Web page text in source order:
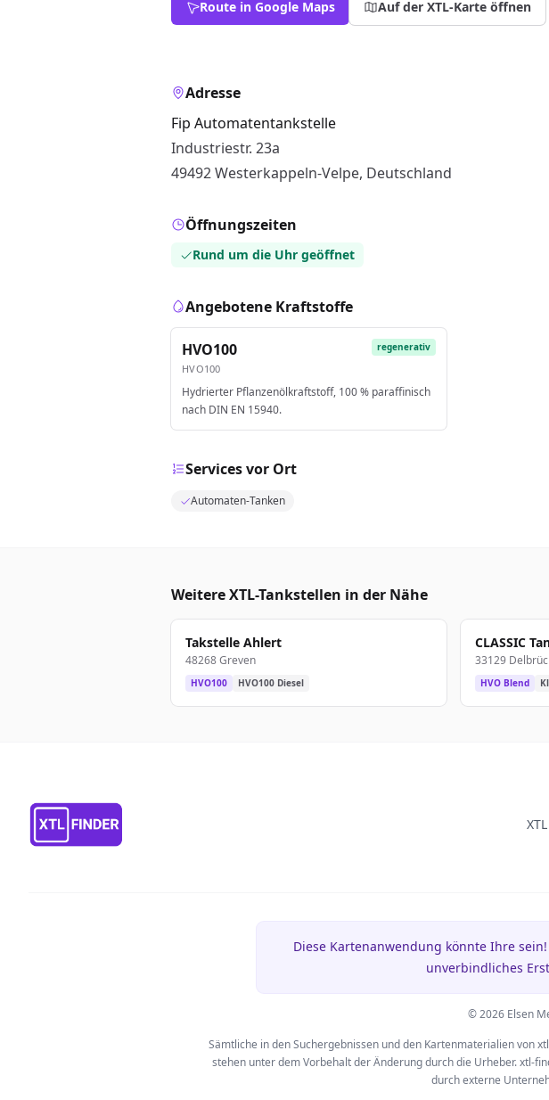
Route in Google Maps Auf der XTL-Karte öffnen
Adresse
Fip Automatentankstelle
Industriestr. 23a
49492 Westerkappeln-Velpe, Deutschland
Öffnungszeiten
Rund um die Uhr geöffnet
Angebotene Kraftstoffe
HVO100
HVO100
regenerativ
Hydrierter Pflanzenölkraftstoff, 100 % paraffinisch
nach DIN EN 15940.
Services vor Ort
Automaten-Tanken
Weitere XTL-Tankstellen in der Nähe
Takstelle Ahlert
48268 Greven
HVO100 HVO100 Diesel
CLASSIC
33129
HVO Blend
Diese Kartenanwendung könnte Ihre
unverbindliches
© 2026 Elsen
Sämtliche in den Suchergebnissen und den Kartenmaterialien von
stehen unter dem Vorbehalt der Änderung durch die Urheber. xtl-
durch externe